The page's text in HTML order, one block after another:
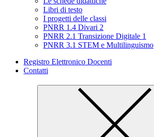
Libri di testo
I progetti delle classi
PNRR 1.4 Divari 2
PNRR 2.1 Transizione Digitale 1
PNRR 3.1 STEM e Multilinguismo
Registro Elettronico Docenti
Contatti